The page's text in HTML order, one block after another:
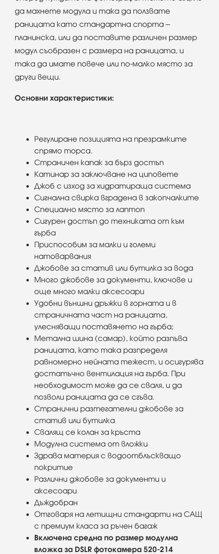
да махнете модула и така да ползвате
раницата като стандартна спорта –
планинска, или да поставите различен размер
модул съобразен с размера на раницата, и
така да имате повече или по-малко място за
други вещи.
Основни характеристики:
Регулиране позицията на презрамките
спрямо торса.
Страничен капак за бърз достъп
Катинар за заключване на циповете
Джоб с изход за хидратираща система
Сигнална свирка вградена в закопчалките
Специално място за лаптоп
Сигурен достъп до техниката от към
гърба
Приспособим за малки и големи
натоварвания
Джобове за статив или бутилка за вода
Много джобове за документи, ключове и
още много малки аксесоари
Удобни външни дръжки в горната и в
стрaничната част на раницата,
улесняващи поставянето на гърба;
Метална шина (самар), който разпъва
раницата, като така разпределя
равномерно нейната тежест, и осигурява
достатъчно вентилация на гърба. При
необходимост може да се сваля, и да
позволи раницата да се сгъва.
Странични разтегателни джобове за
статив или бутилка
Свалящ се колан за кръста
Модулна система от вложки
Здрава материя с водоотблъскващо
покритие
Различни джобове за документи и
аксесоари
Дъждобран
Отговаря на летищни стандарти на САЩ
с премиум класа за ръчен багаж
Включена средна по размер модулна
вложка за DSLR фотокамера 520-214